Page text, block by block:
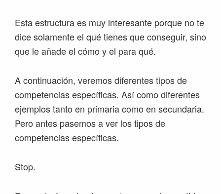
Esta estructura es muy interesante porque no te
dice solamente el qué tienes que conseguir, sino
que le añade el cómo y el para qué.
A continuación, veremos diferentes tipos de
competencias específicas. Así como diferentes
ejemplos tanto en primaria como en secundaria.
Pero antes pasemos a ver los tipos de
competencias específicas.
Stop.